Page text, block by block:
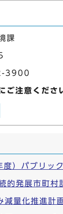
課
3900
ご注意くださ
）パブリッ
的発展市町村
減量化推進計